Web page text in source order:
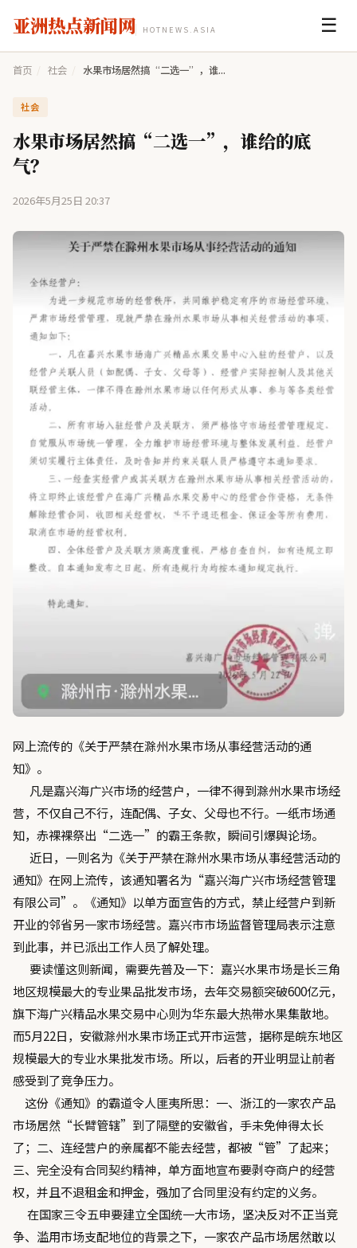
亚洲热点新闻网 HOTNEWS.ASIA ☰
首页 社会 水果市场居然搞“二选一”，谁...
社会
水果市场居然搞“二选一”，谁给的底
气？
2026年5月25日 20:37
网上流传的《关于严禁在滁州水果市场从事经营活动的通
知》。
凡是嘉兴海广兴市场的经营户，一律不得到滁州水果市场经
营，不仅自己不行，连配偶、子女、父母也不行。一纸市场通
知，赤裸裸祭出“二选一”的霸王条款，瞬间引爆舆论场。
近日，一则名为《关于严禁在滁州水果市场从事经营活动的
通知》在网上流传，该通知署名为“嘉兴海广兴市场经营管理
有限公司”。《通知》以单方面宣告的方式，禁止经营户到新
开业的邻省另一家市场经营。嘉兴市市场监督管理局表示注意
到此事，并已派出工作人员了解处理。
要读懂这则新闻，需要先普及一下：嘉兴水果市场是长三角
地区规模最大的专业果品批发市场，去年交易额突破600亿元，
旗下海广兴精品水果交易中心则为华东最大热带水果集散地。
而5月22日，安徽滁州水果市场正式开市运营，据称是皖东地区
规模最大的专业水果批发市场。所以，后者的开业明显让前者
感受到了竞争压力。
这份《通知》的霸道令人匪夷所思：一、浙江的一家农产品
市场居然“长臂管辖”到了隔壁的安徽省，手未免伸得太长
了；二、连经营户的亲属都不能去经营，都被“管”了起来；
三、完全没有合同契约精神，单方面地宣布要剥夺商户的经营
权，并且不退租金和押金，强加了合同里没有约定的义务。
在国家三令五申要建立全国统一大市场，坚决反对不正当竞
争、滥用市场支配地位的背景之下，一家农产品市场居然敢以